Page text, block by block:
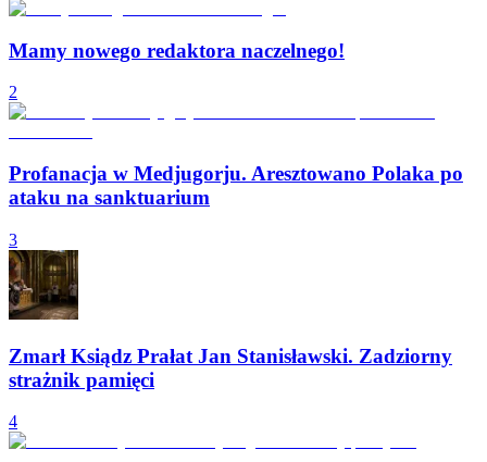
Mamy nowego redaktora naczelnego!
2
Profanacja w Medjugorju. Aresztowano Polaka po
ataku na sanktuarium
3
Zmarł Ksiądz Prałat Jan Stanisławski. Zadziorny
strażnik pamięci
4